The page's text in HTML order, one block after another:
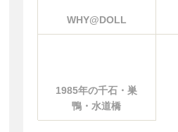
WHY@DOLL
1985年の千石・巣
鴨・水道橋